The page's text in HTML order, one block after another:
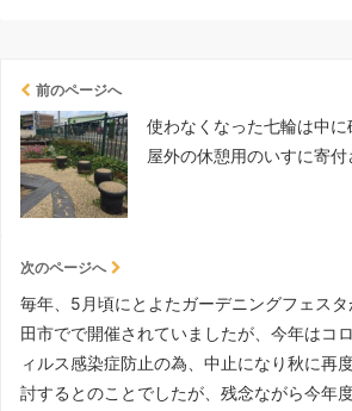
前のページへ
使わなくなった七輪は中
屋外の休憩用のいすに寄付
次のページへ
毎年、5月頃にとよたガーデニングフェスタ
田市でで開催されていましたが、今年はコ
ィルス感染症防止の為、中止になり秋に再
討するとのことでしたが、残念ながら今年